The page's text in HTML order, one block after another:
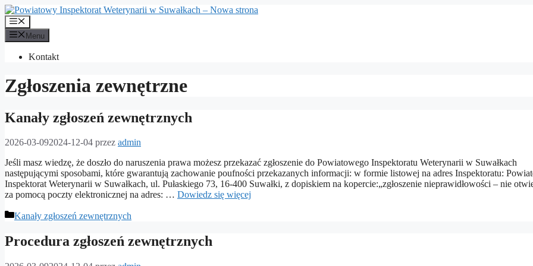
Przejdź
do
treści
Menu
Menu
Kontakt
Zgłoszenia zewnętrzne
Kanały zgłoszeń zewnętrznych
2026-03-092024-12-04 przez admin
Jeśli masz wiedzę, że doszło do naruszenia prawa możesz przekazać zgłoszenie do Powiatowego Inspektoratu Weterynarii w Suwałkach
następującymi sposobami, które gwarantują zachowanie poufności przekazanych informacji: w formie listowej na adres Inspektoratu:
Inspektorat Weterynarii w Suwałkach, ul. Pułaskiego 73, 16-400 Suwałki, z dopiskiem na kopercie:„zgłoszenie nieprawidłowości – nie
za pomocą poczty elektronicznej na adres: … Dowiedz się więcej
Kategorie
Kanały zgłoszeń zewnętrznych
Procedura zgłoszeń zewnętrznych